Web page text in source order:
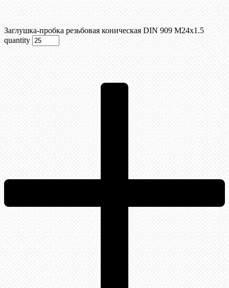
Заглушка-пробка резьбовая коническая DIN 909 М24х1.5
quantity